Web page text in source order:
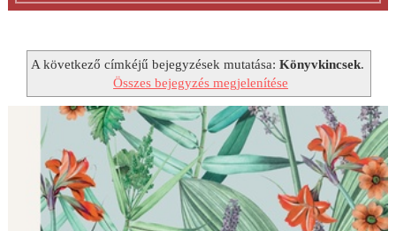
A következő címkéjű bejegyzések mutatása:Könyvkincsek.
Összes bejegyzés megjelenítése